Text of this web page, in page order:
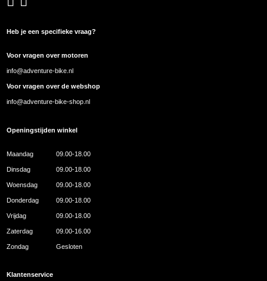
Heb je een specifieke vraag?
Voor vragen over motoren
info@adventure-bike.nl
Voor vragen over de webshop
info@adventure-bike-shop.nl
Openingstijden winkel
Maandag 09.00-18.00
Dinsdag 09.00-18.00
Woensdag 09.00-18.00
Donderdag 09.00-18.00
Vrijdag 09.00-18.00
Zaterdag 09.00-16.00
Zondag Gesloten
Klantenservice